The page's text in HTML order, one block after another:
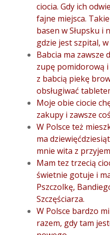
ciocia. Gdy ich
fajne miejsca.
basen w Słupsku i
gdzie jest szpital,
Babcia ma zawsze
zupę pomidorową
z babcią piekę
obsługiwać
Moje obie ciocie
zakupy i zawsze
W Polsce też
ma
mnie wita z
Mam tez trzecią
świetnie gotuje i
Pszczolkę,
Szczęściarza.
W Polsce bardzo
razem, gdy tam